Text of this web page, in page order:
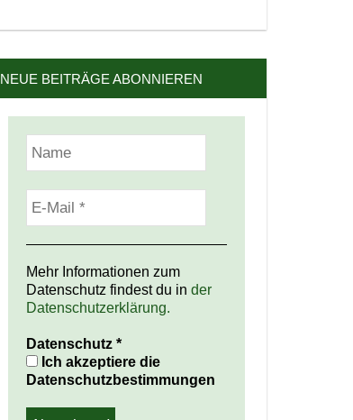
NEUE BEITRÄGE ABONNIEREN
Mehr Informationen zum
Datenschutz findest du in der
Datenschutzerklärung.
Datenschutz *
Ich akzeptiere die
Datenschutzbestimmungen